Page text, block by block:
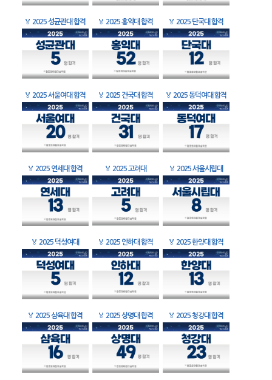
🏅 2025 성균관대 합격 🏅 2025 홍익대 합격 🏅 2025 단국대 합격
🏅 2025 서울여대 합격 🏅 2025 건국대 합격 🏅 2025 동덕여대 합격
🏅 2025 연세대 합격 🏅 2025 고려대 🏅 2025 서울시립대
🏅 2025 덕성여대 🏅 2025 인하대 합격 🏅 2025 한양대 합격
🏅 2025 삼육대 합격 🏅 2025 상명대 합격 🏅 2025 청강대 합격